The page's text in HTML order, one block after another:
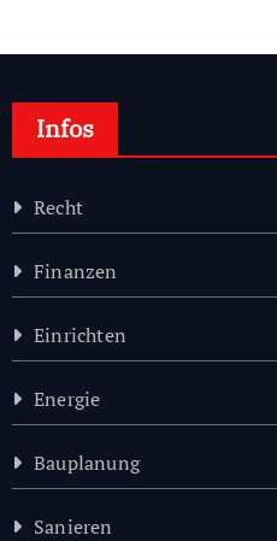
Infos
Recht
Finanzen
Einrichten
Energie
Bauplanung
Sanieren